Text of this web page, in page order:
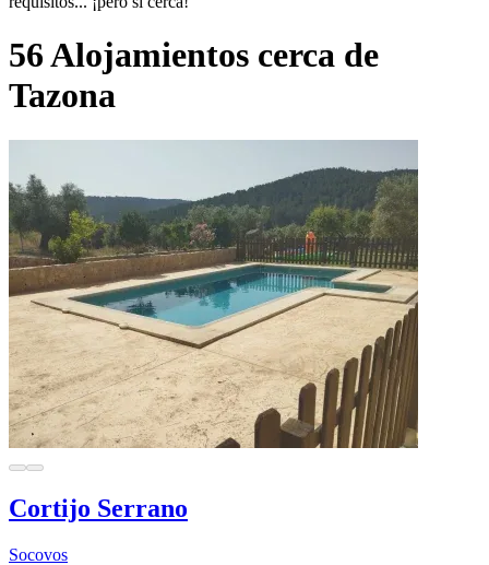
56 Alojamientos cerca de
Tazona
Cortijo Serrano
Socovos